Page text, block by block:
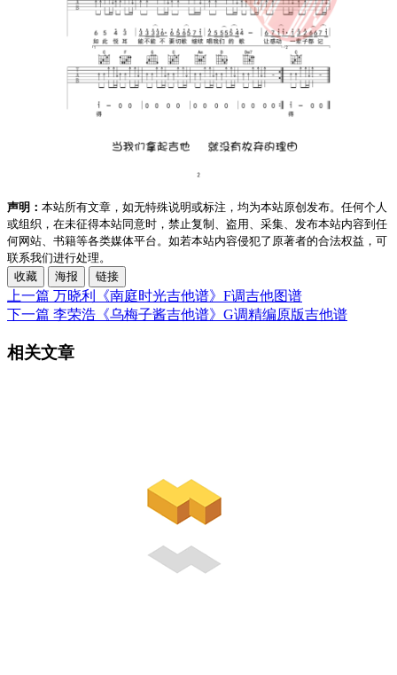
声明： 本站所有文章，如无特殊说明或标注，均为本站原创发布。任何个人
或组织，在未征得本站同意时，禁止复制、盗用、采集、发布本站内容到任
何网站、书籍等各类媒体平台。如若本站内容侵犯了原著者的合法权益，可
联系我们进行处理。
收藏
海报 链接
上一篇 万晓利《南庭时光吉他谱》F调吉他图谱
下一篇 李荣浩《乌梅子酱吉他谱》G调精编原版吉他谱
相关文章